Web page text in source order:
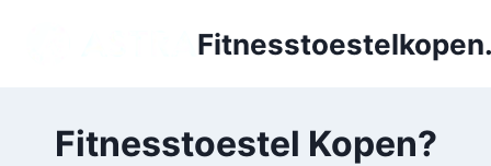
Fitnesstoestel Kopen?